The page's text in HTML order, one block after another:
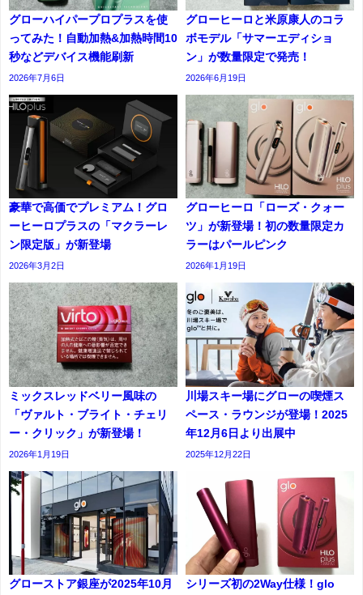
グローハイパープロプラスを使
ってみた！自動加熱&加熱時間10
秒などデバイス機能刷新
2026年7月6日
グローヒーロと米原康人のコラ
ボモデル「サマーエディショ
ン」が数量限定で発売！
2026年6月19日
豪華で高価でプレミアム！グロ
ーヒーロプラスの「マクラーレ
ン限定版」が新登場
2026年3月2日
グローヒーロ「ローズ・クォー
ツ」が新登場！初の数量限定カ
ラーはパールピンク
2026年1月19日
ミックスレッドベリー風味の
「ヴァルト・ブライト・チェリ
ー・クリック」が新登場！
2026年1月19日
川場スキー場にグローの喫煙ス
ペース・ラウンジが登場！2025
年12月6日より出展中
2025年12月22日
グローストア銀座が2025年10月
シリーズ初の2Way仕様！glo